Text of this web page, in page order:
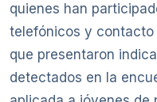
quienes han
telefónicos y
que presentaron
detectados en la